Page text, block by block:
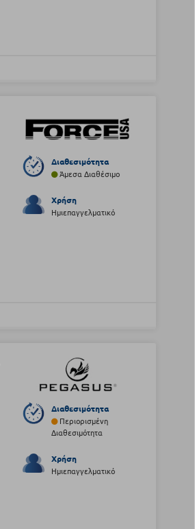
Διαθεσιμότητα
Άμεσα Διαθέσιμο
Χρήση
Ημιεπαγγελματικό
Διαθεσιμότητα
Περιορισμένη
Διαθεσιμότητα
Χρήση
Ημιεπαγγελματικό